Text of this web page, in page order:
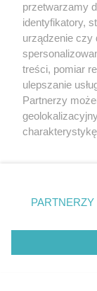
przetwarzamy
identyfikatory,
urządzenie czy
treści, pomiar
ulepszanie
Partnerzy
zmienić/
znajdujący się
rodzaje
użytkownika,
przetwarzaniu.
PARTNERZY